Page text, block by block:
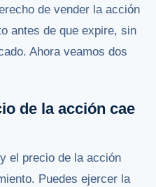
de vender la acción
antes de que expire, sin
Ahora veamos dos
de la acción cae
el precio de la acción
Puedes ejercer la